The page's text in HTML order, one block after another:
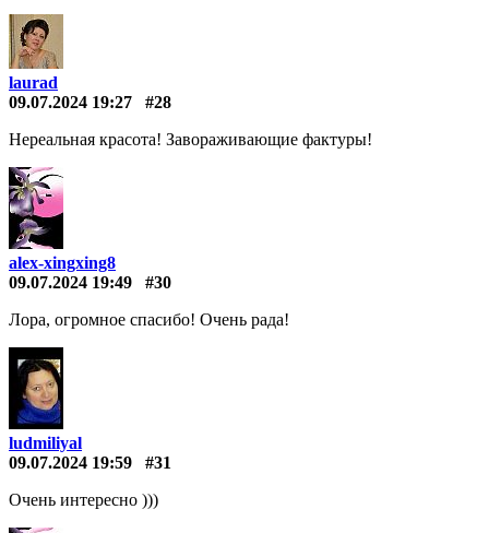
laurad
09.07.2024 19:27
#28
Нереальная красота! Завораживающие фактуры!
alex-xingxing8
09.07.2024 19:49
#30
Лора, огромное спасибо! Очень рада!
ludmiliyal
09.07.2024 19:59
#31
Очень интересно )))